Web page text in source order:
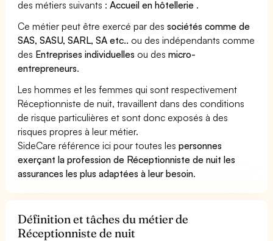
des métiers suivants :Accueil en hôtellerie .
Ce métier peut être exercé par dessociétés comme de
SAS, SASU, SARL, SA etc.. ou des indépendants comme
des Entreprises individuelles ou desmicro-
entrepreneurs.
Les hommes et les femmes qui sont respectivement
Réceptionniste de nuit, travaillent dans des conditions
de risque particulières et sont donc exposés à des
risques propres à leur métier.
SideCare référence ici pour toutes lespersonnes
exerçant la profession de Réceptionniste de nuit les
assurances les plus adaptées à leur besoin.
Définition et tâches du métier de
Réceptionniste de nuit